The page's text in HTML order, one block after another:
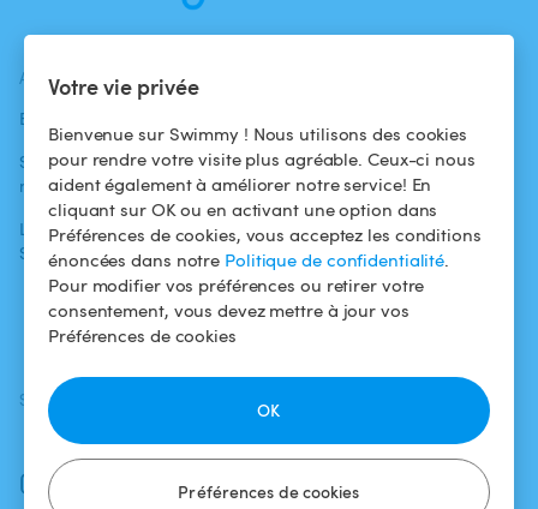
Votre vie privée
Bienvenue sur Swimmy ! Nous utilisons des cookies
pour rendre votre visite plus agréable. Ceux-ci nous
aident également à améliorer notre service! En
cliquant sur OK ou en activant une option dans
Préférences de cookies, vous acceptez les conditions
énoncées dans notre Politique de confidentialité.
Pour modifier vos préférences ou retirer votre
consentement, vous devez mettre à jour vos
Préférences de cookies
Préférences de cookies
OK
ACTUALITÉS
Blog
Swimmy dans les
médias
L'aventure
Swimmy
baigneurs
Pour les
propriétaires
Louer ma piscine
Comment ça
marche ?
Conditions
d'utilisation
Politique de
confidentialité
Mentions légales
SUIVEZ-NOUS
Facebook
Instagram